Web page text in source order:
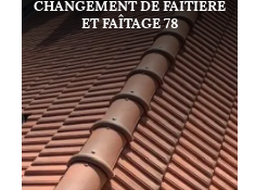
CHANGEMENT DE FAÎTIÈRE
ET FAÎTAGE 78